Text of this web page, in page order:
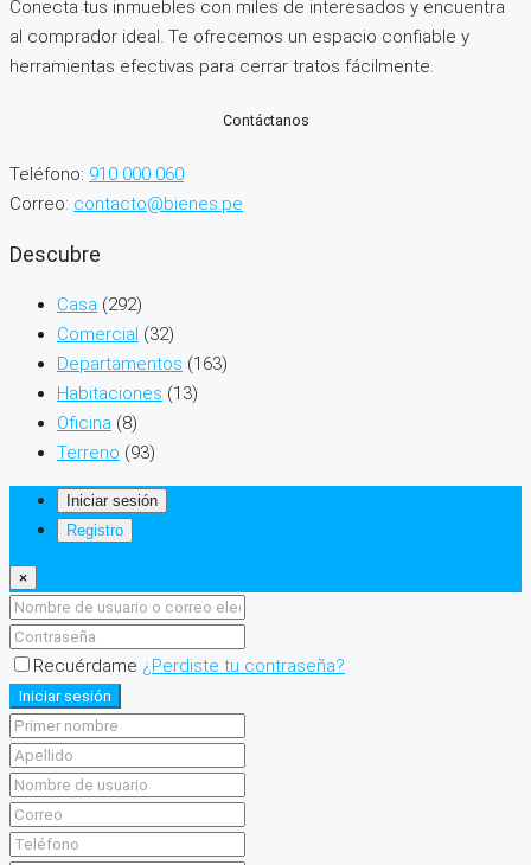
Conecta tus inmuebles con miles de interesados y encuentra
al comprador ideal. Te ofrecemos un espacio confiable y
herramientas efectivas para cerrar tratos fácilmente.
Contáctanos
Teléfono: 910 000 060
Correo: contacto@bienes.pe
Descubre
Casa (292)
Comercial (32)
Departamentos (163)
Habitaciones (13)
Oficina (8)
Terreno (93)
Iniciar sesión
Registro
×
Recuérdame ¿Perdiste tu contraseña?
Iniciar sesión